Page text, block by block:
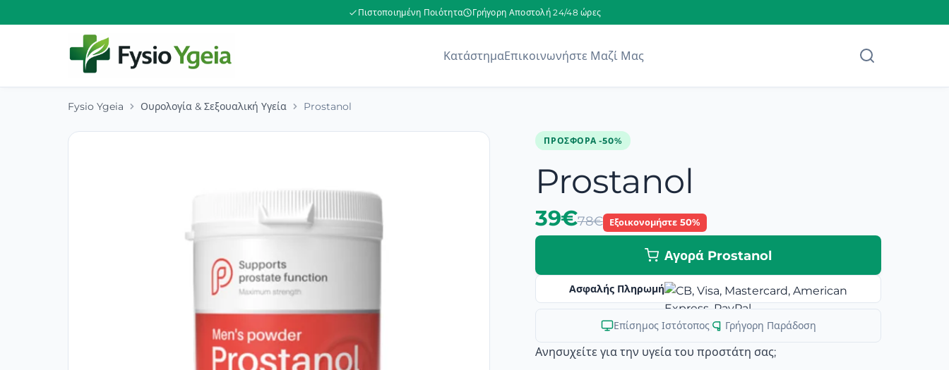
Πιστοποιημένη Ποιότητα Γρήγορη Αποστολή 24/48 ώρες
ΚατάστημαΕπικοινωνήστε Μαζί Μας
Fysio Ygeia Ουρολογία & Σεξουαλική Υγεία Prostanol
ΠΡΟΣΦΟΡΆ -50%
Prostanol
39€78€ Εξοικονομήστε 50%
Αγορά Prostanol
Ασφαλής Πληρωμή
Επίσημος Ιστότοπος| Γρήγορη Παράδοση
Ανησυχείτε για την υγεία του προστάτη σας;